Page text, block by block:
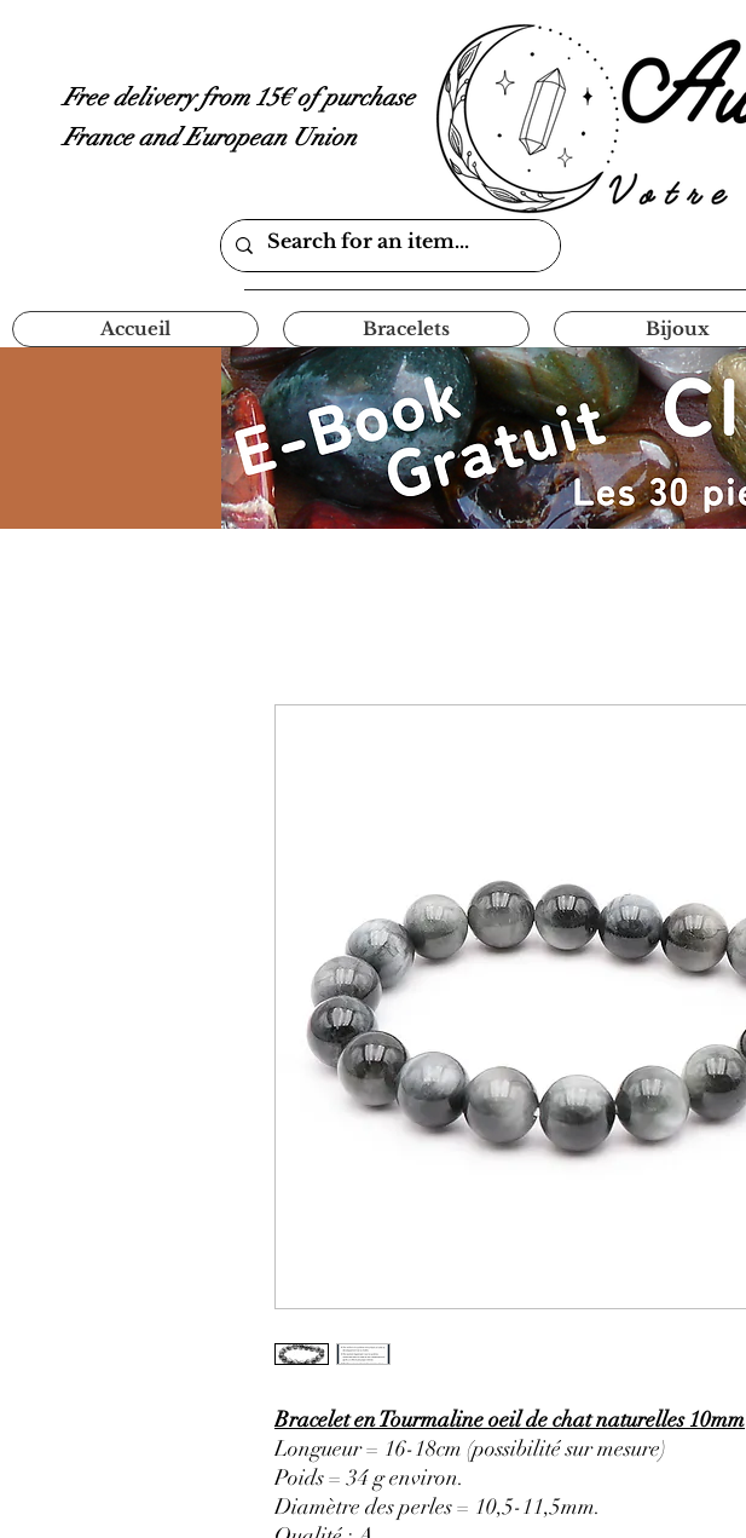
Free delivery from 15€ of purchase
France and European Union
Accueil Bracelets Bijoux
Bracelet en Tourmaline oeil de chat naturelles 10mm
Longueur = 16-18cm (possibilité sur mesure)
Poids = 34 g environ.
Diamètre des perles = 10,5-11,5mm.